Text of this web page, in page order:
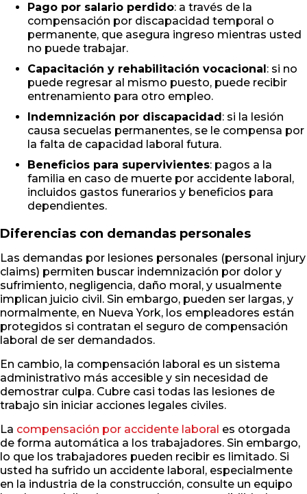
Pago por salario perdido: a través de la
compensación por discapacidad temporal o
permanente, que asegura ingreso mientras usted
no puede trabajar.
Capacitación y rehabilitación vocacional : si no
puede regresar al mismo puesto, puede recibir
entrenamiento para otro empleo.
Indemnización por discapacidad : si la lesión
causa secuelas permanentes, se le compensa por
la falta de capacidad laboral futura.
Beneficios para supervivientes: pagos a la
familia en caso de muerte por accidente laboral,
incluidos gastos funerarios y beneficios para
dependientes.
Diferencias con demandas personales
Las demandas por lesiones personales (personal injury
claims) permiten buscar indemnización por dolor y
sufrimiento, negligencia, daño moral, y usualmente
implican juicio civil. Sin embargo, pueden ser largas, y
normalmente, en Nueva York, los empleadores están
protegidos si contratan el seguro de compensación
laboral de ser demandados.
En cambio, la compensación laboral es un sistema
administrativo más accesible y sin necesidad de
demostrar culpa. Cubre casi todas las lesiones de
trabajo sin iniciar acciones legales civiles.
La compensación por accidente laboral es otorgada
de forma automática a los trabajadores. Sin embargo,
lo que los trabajadores pueden recibir es limitado. Si
usted ha sufrido un accidente laboral, especialmente
en la industria de la construcción, consulte un equipo